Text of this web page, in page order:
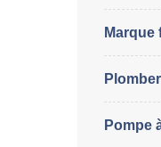
Marque
Pompe